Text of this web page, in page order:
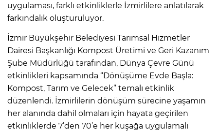
uygulaması, farklı etkinliklerle İzmirlilere anlatılarak
farkındalık oluşturuluyor.
İzmir Büyükşehir Belediyesi Tarımsal Hizmetler
Dairesi Başkanlığı Kompost Üretimi ve Geri Kazanım
Şube Müdürlüğü tarafından, Dünya Çevre Günü
etkinlikleri kapsamında “Dönüşüme Evde Başla:
Kompost, Tarım ve Gelecek” temalı etkinlik
düzenlendi. İzmirlilerin dönüşüm sürecine yaşamın
her alanında dahil olmaları için hayata geçirilen
etkinliklerde 7’den 70’e her kuşağa uygulamalı